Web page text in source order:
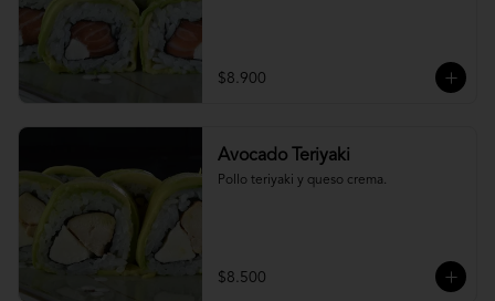
$8.900
Avocado Teriyaki
Pollo teriyaki y queso crema.
$8.500